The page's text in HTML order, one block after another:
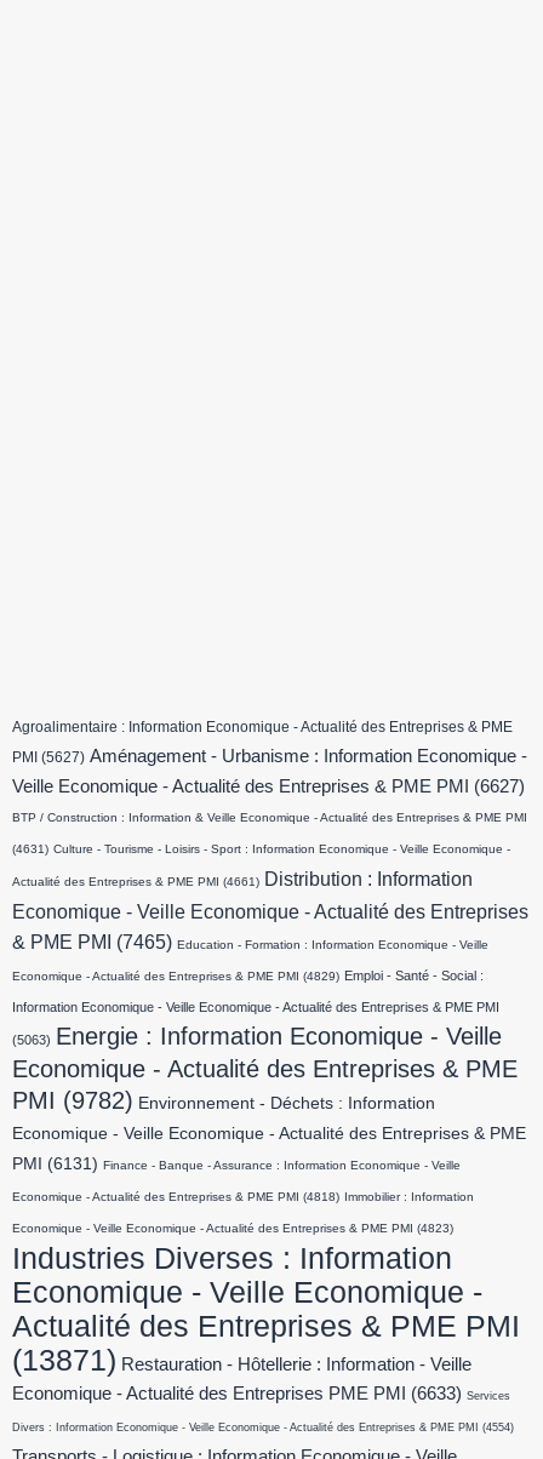
Agroalimentaire : Information Economique - Actualité des Entreprises & PME
PMI (5627) Aménagement - Urbanisme : Information Economique -
Veille Economique - Actualité des Entreprises & PME PMI
(6627)
BTP / Construction : Information & Veille Economique - Actualité des Entreprises & PME PMI
(4631) Culture - Tourisme - Loisirs - Sport : Information Economique - Veille Economique -
Actualité des Entreprises & PME PMI (4661) Distribution : Information
Economique - Veille Economique - Actualité des Entreprises
& PME PMI
(7465) Education - Formation : Information Economique - Veille
Economique - Actualité des Entreprises & PME PMI (4829) Emploi - Santé - Social :
Information Economique - Veille Economique - Actualité des Entreprises & PME PMI
(5063) Energie : Information Economique - Veille
Economique - Actualité des Entreprises & PME
PMI (9782) Environnement - Déchets : Information
Economique - Veille Economique - Actualité des Entreprises & PME
PMI
(6131) Finance - Banque - Assurance : Information Economique - Veille
Economique - Actualité des Entreprises & PME PMI (4818) Immobilier : Information
Economique - Veille Economique - Actualité des Entreprises & PME PMI (4823)
Industries Diverses : Information
Economique - Veille Economique -
Actualité des Entreprises & PME PMI
(13871) Restauration - Hôtellerie : Information - Veille
Economique - Actualité des Entreprises PME PMI
(6633) Services
Divers : Information Economique - Veille Economique - Actualité des Entreprises & PME PMI (4554)